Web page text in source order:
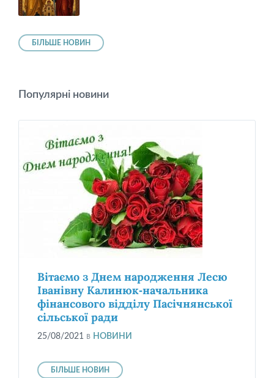
БІЛЬШЕ НОВИН
Популярні новини
Вітаємо з Днем народження Лесю
Іванівну Калинюк-начальника
фінансового відділу Пасічнянської
сільської ради
25/08/2021 в НОВИНИ
БІЛЬШЕ НОВИН